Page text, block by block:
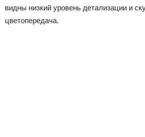
видны низкий уровень детализации и
цветопередача.